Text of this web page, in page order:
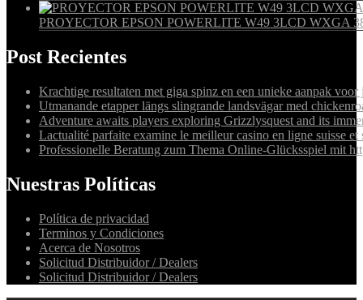
PROYECTOR EPSON POWERLITE W49 3LCD WXGA
Post Recientes
Krachtige resultaten met giga spinz en een unieke aanpak
Utmanande etapper längs slingrande landsvägar med
Adventure awaits players exploring Grizzlysquest and its
Lactualité parfaite examine le meilleur casino en ligne suisse et
Professionelle Beratung zum Thema Online-Glücksspiel mit
Nuestras Políticas
Política de privacidad
Terminos y Condiciones
Acerca de Nosotros
Solicitud Distribuidor / Dealers
Solicitud Distribuidor / Dealers